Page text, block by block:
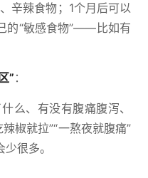
辛辣食物；1个月后可以
的“敏感食物”——比如有
” ：
么、有没有腹痛腹泻、
椒就拉”“一熬夜就腹痛”
很多。